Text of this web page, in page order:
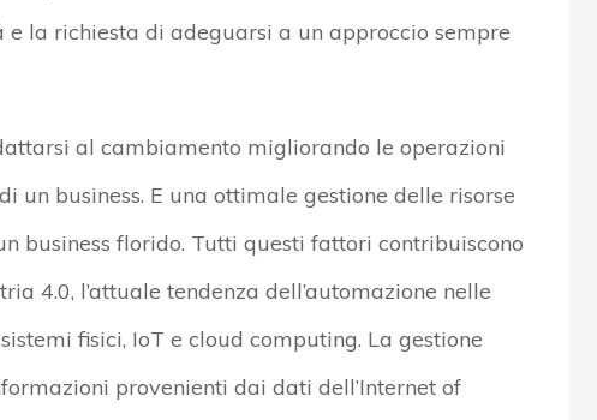
la richiesta di adeguarsi a un approccio sempre
al cambiamento migliorando le operazioni
un business. E una ottimale gestione delle risorse
business florido. Tutti questi fattori contribuiscono
4.0, l’attuale tendenza dell’automazione nelle
fisici, IoT e cloud computing. La gestione
provenienti dai dati dell’Internet of